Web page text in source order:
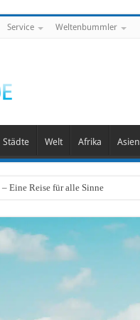
Service Weltenbummler
Städte Welt Afrika Asien
Eine Reise für alle Sinne
in Deutschland?